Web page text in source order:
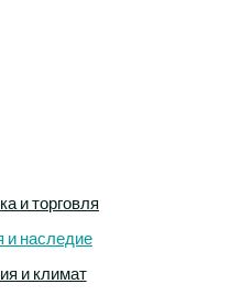
и торговля
и наследие
и климат